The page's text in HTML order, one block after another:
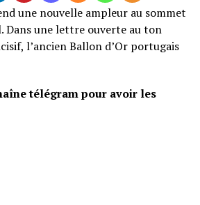
une nouvelle ampleur au sommet
Dans une lettre ouverte au ton
l’ancien Ballon d’Or portugais
télégram pour avoir les